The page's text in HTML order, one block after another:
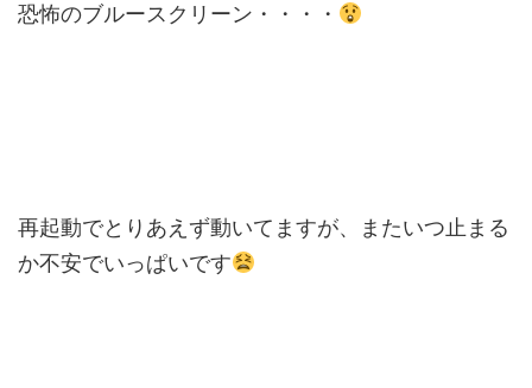
恐怖のブルースクリーン・・・・
再起動でとりあえず動いてますが、またいつ止まる
か不安でいっぱいです